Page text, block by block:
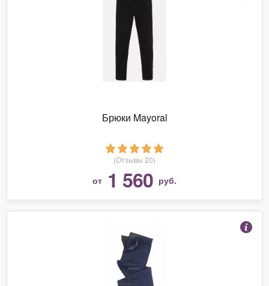
Брюки Mayoral
(Отзывы 20)
от 1 560 руб.